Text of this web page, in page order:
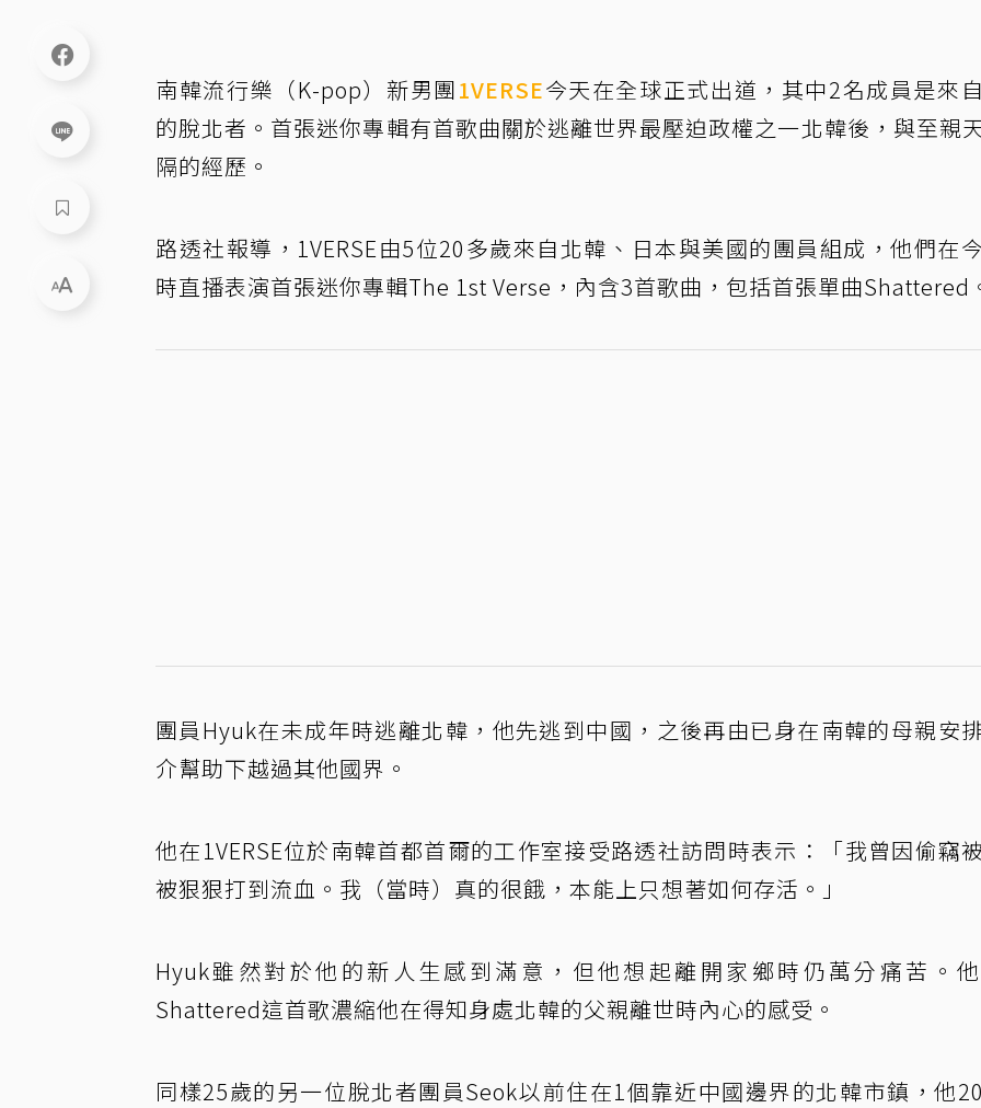
南韓流行樂（K-pop）新男團1VERSE今天在全球正式出道，其中2名成員是來
的脫北者。首張迷你專輯有首歌曲關於逃離世界最壓迫政權之一北韓後，與至親
隔的經歷。
路透社報導，1VERSE由5位20多歲來自北韓、日本與美國的團員組成，他們在
時直播表演首張迷你專輯The 1st Verse，內含3首歌曲，包括首張單曲Shattered
團員Hyuk在未成年時逃離北韓，他先逃到中國，之後再由已身在南韓的母親安
介幫助下越過其他國界。
他在1VERSE位於南韓首都首爾的工作室接受路透社訪問時表示：「我曾因偷竊
被狠狠打到流血。我（當時）真的很餓，本能上只想著如何存活。」
Hyuk雖然對於他的新人生感到滿意，但他想起離開家鄉時仍萬分痛苦。他
Shattered這首歌濃縮他在得知身處北韓的父親離世時內心的感受。
同樣25歲的另一位脫北者團員Seok以前住在1個靠近中國邊界的北韓市鎮，他